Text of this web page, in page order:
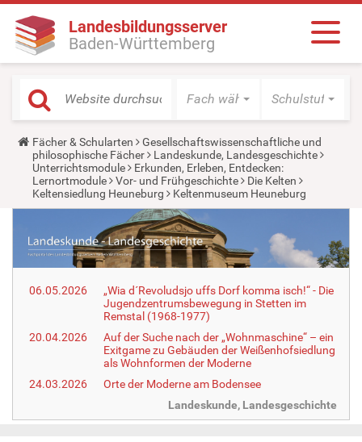
Landesbildungsserver
Baden-Württemberg
Fach wählen Schulstufe
Y
o
u
a
r
e
r
e
:
Fächer & Schularten
Gesellschaftswissenschaftliche und
philosophische Fächer
Landeskunde, Landesgeschichte
Unterrichtsmodule
Erkunden, Erleben, Entdecken:
Lernortmodule
Vor- und Frühgeschichte
Die Kelten
Keltensiedlung Heuneburg
Keltenmuseum Heuneburg
06.05.2026
„Wia d´Revoludsjo uffs Dorf komma isch!“ - Die
Jugendzentrumsbewegung in Stetten im
Remstal (1968-1977)
20.04.2026
Auf der Suche nach der „Wohnmaschine“ – ein
Exitgame zu Gebäuden der Weißenhofsiedlung
als Wohnformen der Moderne
24.03.2026
Orte der Moderne am Bodensee
Landeskunde, Landesgeschichte